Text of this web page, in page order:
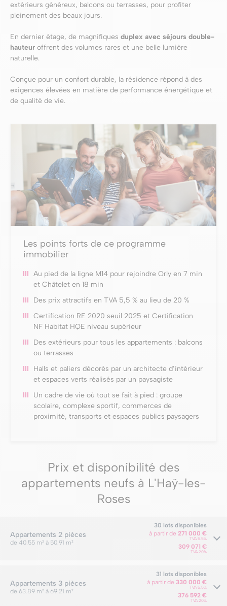
Les points forts de ce programme
immobilier
Au pied de la ligne M14 pour rejoindre Orly en 7 min
et Châtelet en 18 min
Des prix attractifs en TVA 5,5 % au lieu de 20 %
Certification RE 2020 seuil 2025 et Certification
NF Habitat HQE niveau supérieur
Des extérieurs pour tous les appartements : balcons
ou terrasses
Halls et paliers décorés par un architecte d’intérieur
et espaces verts réalisés par un paysagiste
Un cadre de vie où tout se fait à pied : groupe
scolaire, complexe sportif, commerces de
proximité, transports et espaces publics paysagers
Prix et disponibilité des
appartements neufs à L'Haÿ-les-
Roses
Appartements 2 pièces
de 40.55 m² à 50.91 m²
30 lots disponibles
à partir de 271 000 €
TVA 5.5%
309 071 €
TVA 20%
Appartements 3 pièces
de 63.89 m² à 69.21 m²
31 lots disponibles
à partir de 330 000 €
TVA 5.5%
376 592 €
TVA 20%
extérieurs généreux, balcons ou terrasses, pour profiter
pleinement des beaux jours.
En dernier étage, de magnifiques duplex avec séjours double-
hauteur offrent des volumes rares et une belle lumière
naturelle.
Conçue pour un confort durable, la résidence répond à des
exigences élevées en matière de performance énergétique et
de qualité de vie.